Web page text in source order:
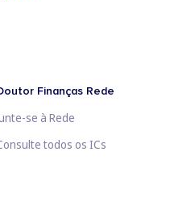
Finanças Rede
se à Rede
todos os ICs